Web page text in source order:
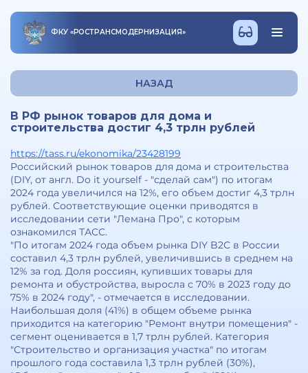
ФКУ «РОСТРАНСМОДЕРНИЗАЦИЯ»
НАЗАД
В РФ рынок товаров для дома и
строительства достиг 4,3 трлн рублей
https://tass.ru/ekonomika/23428199
Российский рынок товаров для дома и строительства
(DIY, от англ. Do it yourself - "сделай сам") по итогам
2024 года увеличился на 12%, его объем достиг 4,3 трлн
рублей. Соответствующие оценки приводятся в
исследовании сети "Лемана Про", с которым
ознакомился ТАСС.
"По итогам 2024 года объем рынка DIY B2C в России
составил 4,3 трлн рублей, увеличившись в среднем на
12% за год. Доля россиян, купивших товары для
ремонта и обустройства, выросла с 70% в 2023 году до
75% в 2024 году", - отмечается в исследовании.
Наибольшая доля (41%) в общем объеме рынка
приходится на категорию "Ремонт внутри помещения" -
сегмент оценивается в 1,7 трлн рублей. Категория
"Строительство и организация участка" по итогам
прошлого года составила 1,3 трлн рублей (30%),